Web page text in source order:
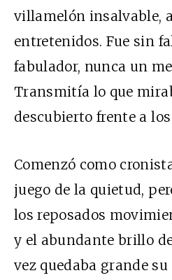
villamelón insalvable,
entretenidos. Fue sin
fabulador, nunca un
Transmitía lo que
descubierto frente a
Comenzó como
juego de la quietud,
los reposados
y el abundante brillo
vez quedaba grande su